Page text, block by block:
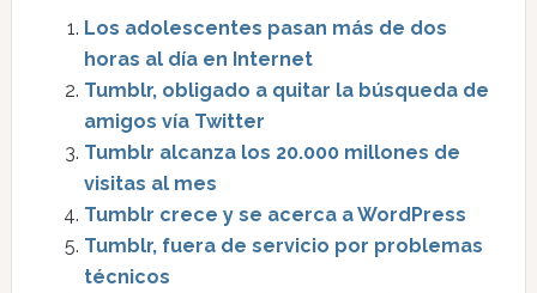
Los adolescentes pasan más de dos
horas al día en Internet
Tumblr, obligado a quitar la búsqueda de
amigos vía Twitter
Tumblr alcanza los 20.000 millones de
visitas al mes
Tumblr crece y se acerca a WordPress
Tumblr, fuera de servicio por problemas
técnicos